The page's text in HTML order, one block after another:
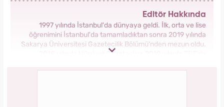
Editör Hakkında
1997 yılında İstanbul'da dünyaya geldi. İlk, orta ve lise
öğrenimini İstanbul'da tamamladıktan sonra 2019 yılında
Sakarya Üniversitesi Gazetecilik Bölümü'nden mezun oldu.
2018 yılında Hürriyet Gazetesi ve 2019 yılında TRT'de
Grubu bünyesinde yer alan Yasemin.com'da İçerik Editörü